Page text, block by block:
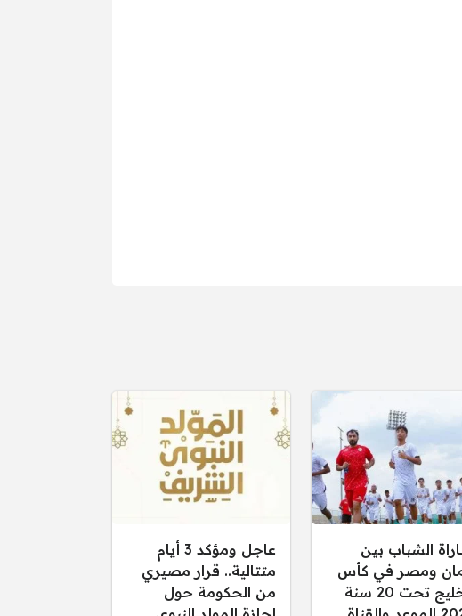
الشباب بين
ومصر في كأس
الخليج تحت 20 سنة
عاجل ومؤكد 3 أيام
متتالية.. قرار مصيري
من الحكومة حول